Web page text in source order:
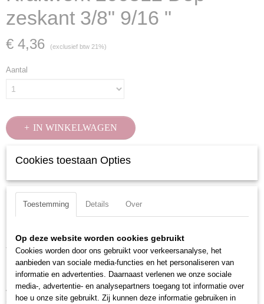
zeskant 3/8" 9/16 "
€ 4,36 (exclusief btw 21%)
Aantal
IN WINKELWAGEN
Specificaties
200512
Productcode leverancier
200512
Omschrijving
Totale lengte: 25 mm
Maat: 9/16 inch
Aandrijfgrootte: 3/8 inch
Cookies toestaan Opties
Toestemming Details Over
Op deze website worden cookies gebruikt
Cookies worden door ons gebruikt voor verkeersanalyse, het
aanbieden van sociale media-functies en het personaliseren van
informatie en advertenties. Daarnaast verlenen we onze sociale
media-, advertentie- en analysepartners toegang tot informatie over
hoe u onze site gebruikt. Zij kunnen deze informatie gebruiken in